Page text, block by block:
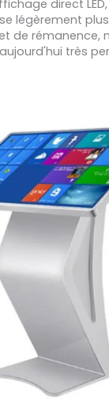
direct
légèrement
de rémanence,
très